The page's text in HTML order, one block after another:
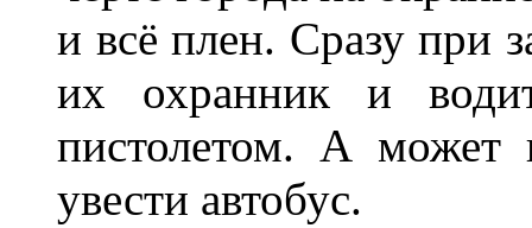
и всё плен. Сразу при
их охранник и
пистолетом. А может
увести автобус.